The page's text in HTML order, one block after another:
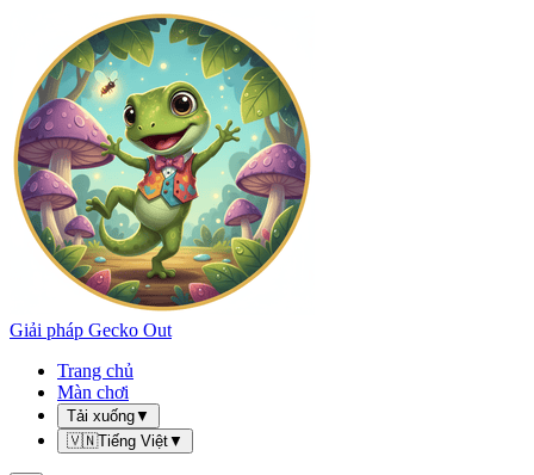
Giải pháp Gecko Out
Trang chủ
Màn chơi
Tải xuống▼
🇻🇳Tiếng Việt▼